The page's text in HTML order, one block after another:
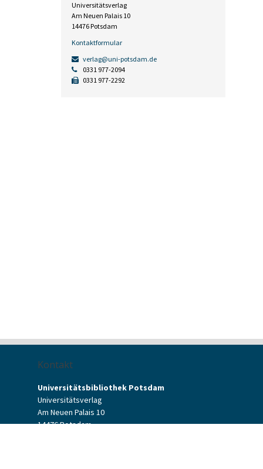
Universitätsverlag
Am Neuen Palais 10
14476 Potsdam
Kontaktformular
verlag@uni-potsdam.de
0331 977-2094
0331 977-2292
Kontakt
Universitätsbibliothek Potsdam
Universitätsverlag
Am Neuen Palais 10
14476 Potsdam